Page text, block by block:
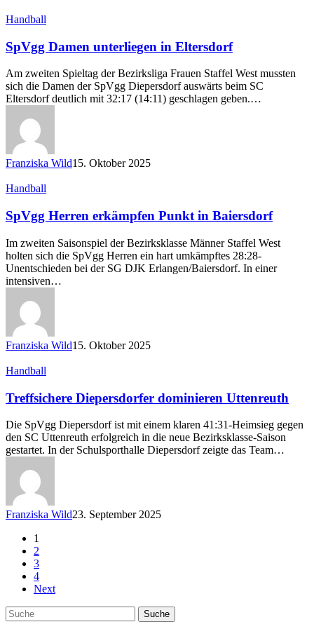
SpVgg
unterliegen
in
Eltersdorf
Handball
SpVgg Damen unterliegen in Eltersdorf
Am zweiten Spieltag der Bezirksliga Frauen Staffel West mussten
sich die Damen der SpVgg Diepersdorf auswärts beim SC
Eltersdorf deutlich mit 32:17 (14:11) geschlagen geben.…
Franziska Wild15. Oktober 2025
SpVgg
erkämpfen
Punkt
in
Baiersdorf
Handball
SpVgg Herren erkämpfen Punkt in Baiersdorf
Im zweiten Saisonspiel der Bezirksklasse Männer Staffel West
holten sich die SpVgg Herren ein hart umkämpftes 28:28-
Unentschieden bei der SG DJK Erlangen/Baiersdorf. In einer
intensiven…
Franziska Wild15. Oktober 2025
Treffsichere
dominieren
Uttenreuth
Handball
Treffsichere Diepersdorfer dominieren Uttenreuth
Die SpVgg Diepersdorf ist mit einem klaren 41:31-Heimsieg gegen
den SC Uttenreuth erfolgreich in die neue Bezirksklasse-Saison
gestartet. In der Schulsporthalle Diepersdorf zeigte das Team…
Franziska Wild23. September 2025
1
2
3
4
Next
Suche